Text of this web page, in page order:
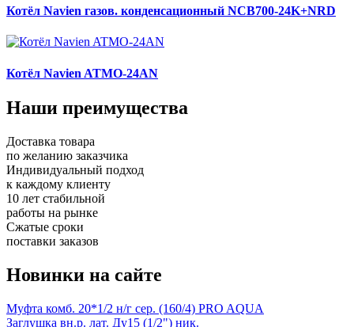
Котёл Navien газов. конденсационный NCB700-24K+NRD
Котёл Navien ATMO-24AN
Наши преимущества
Доставка товара
по желанию заказчика
Индивидуальный подход
к каждому клиенту
10 лет cтабильной
работы на рынке
Сжатые сроки
поставки заказов
Новинки на сайте
Муфта комб. 20*1/2 н/г сер. (160/4) PRO AQUA
Заглушка вн.р. лат. Ду15 (1/2") ник.